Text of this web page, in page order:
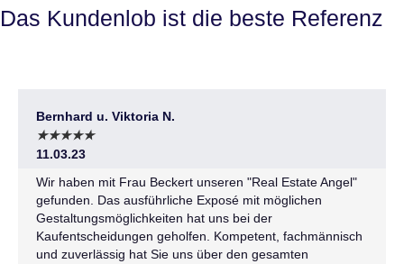
Das Kundenlob ist die beste Referenz
Bernhard u. Viktoria N.
★★★★★
11.03.23
Wir haben mit Frau Beckert unseren "Real Estate Angel"
gefunden. Das ausführliche Exposé mit möglichen
Gestaltungsmöglichkeiten hat uns bei der
Kaufentscheidungen geholfen. Kompetent, fachmännisch
und zuverlässig hat Sie uns über den gesamten